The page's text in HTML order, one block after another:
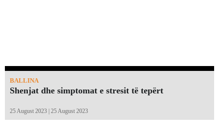
BALLINA
Shenjat dhe simptomat e stresit të tepërt
25 August 2023 | 25 August 2023